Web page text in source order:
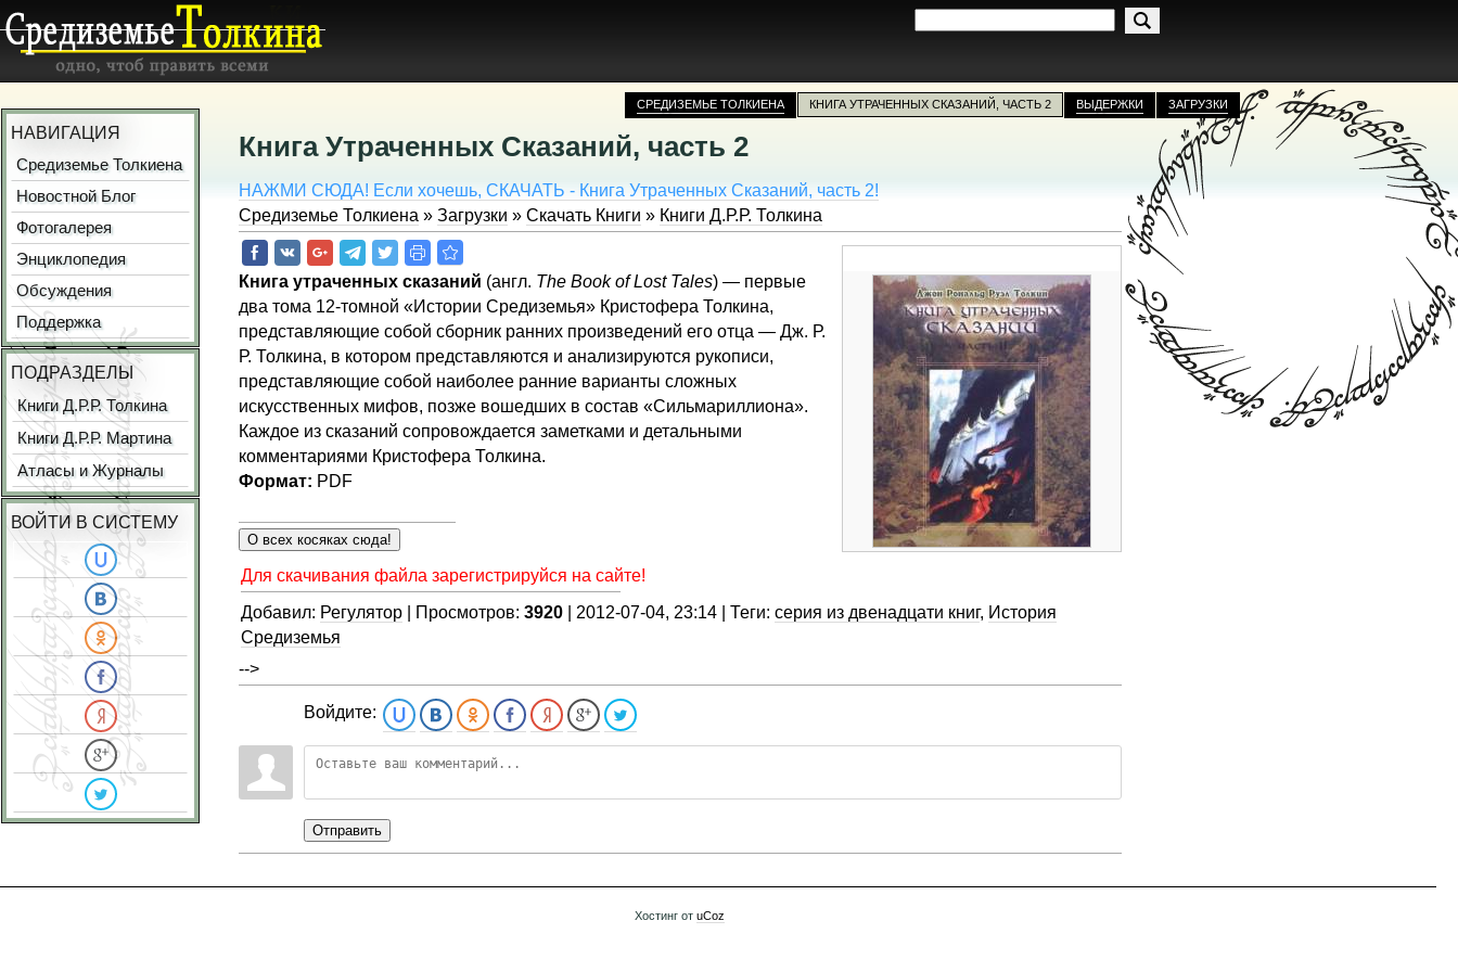
НАВИГАЦИЯ
Средиземье Толкиена
Новостной Блог
Фотогалерея
Энциклопедия
Обсуждения
Поддержка
ПОДРАЗДЕЛЫ
Книги Д.Р.Р. Толкина
Книги Д.Р.Р. Мартина
Атласы и Журналы
ВОЙТИ В СИСТЕМУ
Книга Утраченных Сказаний, часть 2
НАЖМИ СЮДА! Если хочешь, СКАЧАТЬ - Книга Утраченных Сказаний, часть 2!
Средиземье Толкиена » Загрузки » Скачать Книги » Книги Д.Р.Р. Толкина
Книга утраченных сказаний (англ. The Book of Lost Tales) — первые
два тома 12-томной «Истории Средиземья» Кристофера Толкина,
представляющие собой сборник ранних произведений его отца — Дж. Р.
Р. Толкина, в котором представляются и анализируются рукописи,
представляющие собой наиболее ранние варианты сложных
искусственных мифов, позже вошедших в состав «Сильмариллиона».
Каждое из сказаний сопровождается заметками и детальными
комментариями Кристофера Толкина.
Формат: PDF
Для скачивания файла зарегистрируйся на сайте!
Добавил: Регулятор | Просмотров: 3920 | 2012-07-04, 23:14 | Теги: серия из двенадцати книг, История
Средиземья
-->
Войдите:
Отправить
СРЕДИЗЕМЬЕ ТОЛКИЕНА КНИГА УТРАЧЕННЫХ СКАЗАНИЙ, ЧАСТЬ 2 ВЫДЕРЖКИ ЗАГРУЗКИ
Хостинг от uCoz